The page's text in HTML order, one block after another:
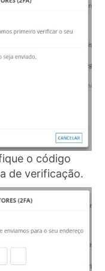
o código
de verificação.